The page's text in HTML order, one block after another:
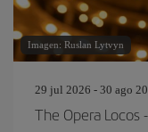
Imagen: Ruslan Lytvyn
29 jul 2026 - 30 ago
The Opera Locos